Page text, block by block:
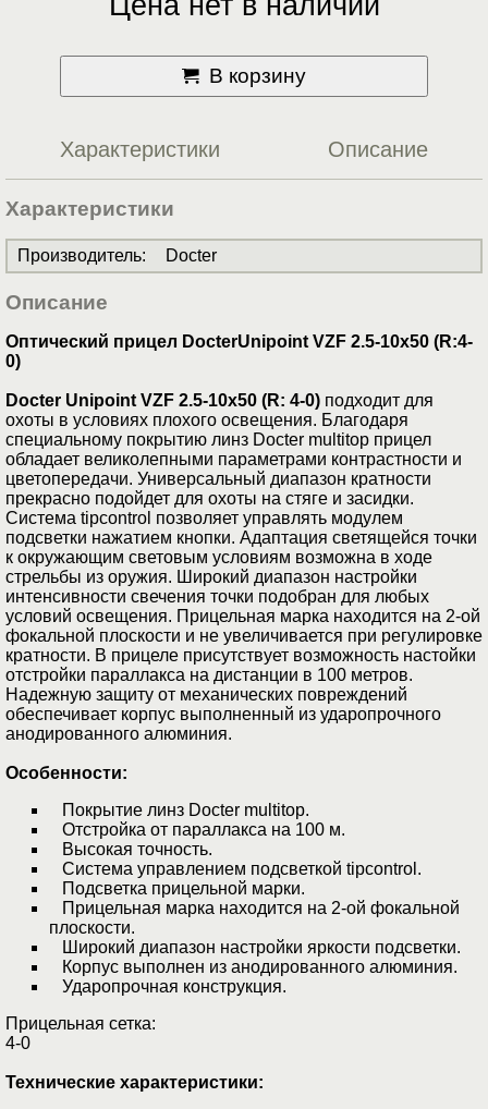
В корзину
Характеристики Описание
Характеристики
Производитель: Docter
Описание
Оптический прицел DocterUnipoint VZF 2.5-10x50 (R:4-
0)
Docter Unipoint VZF 2.5-10x50 (R: 4-0) подходит для
охоты в условиях плохого освещения. Благодаря
специальному покрытию линз Docter multitop прицел
обладает великолепными параметрами контрастности и
цветопередачи. Универсальный диапазон кратности
прекрасно подойдет для охоты на стяге и засидки.
Система tipcontrol позволяет управлять модулем
подсветки нажатием кнопки. Адаптация светящейся точки
к окружающим световым условиям возможна в ходе
стрельбы из оружия. Широкий диапазон настройки
интенсивности свечения точки подобран для любых
условий освещения. Прицельная марка находится на 2-ой
фокальной плоскости и не увеличивается при регулировке
кратности. В прицеле присутствует возможность настойки
отстройки параллакса на дистанции в 100 метров.
Надежную защиту от механических повреждений
обеспечивает корпус выполненный из ударопрочного
анодированного алюминия.
Особенности:
Покрытие линз Docter multitop.
Отстройка от параллакса на 100 м.
Высокая точность.
Система управлением подсветкой tipcontrol.
Подсветка прицельной марки.
Прицельная марка находится на 2-ой фокальной
плоскости.
Широкий диапазон настройки яркости подсветки.
Корпус выполнен из анодированного алюминия.
Ударопрочная конструкция.
Прицельная сетка:
4-0
Технические характеристики: